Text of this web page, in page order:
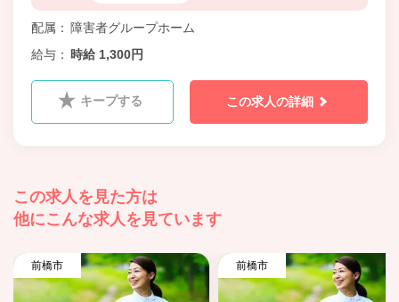
配属
障害者グループホーム
給与
時給 1,300円
キープする この求人の詳細
この求人を見た方は
他にこんな求人を見ています
前橋市 前橋市